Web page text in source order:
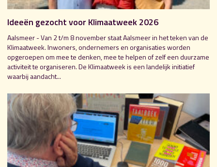
Ideeën gezocht voor Klimaatweek 2026
Aalsmeer - Van 2 t/m 8 november staat Aalsmeer in het teken van de
Klimaatweek. Inwoners, ondernemers en organisaties worden
opgeroepen om mee te denken, mee te helpen of zelf een duurzame
activiteit te organiseren. De Klimaatweek is een landelijk initiatief
waarbij aandacht...